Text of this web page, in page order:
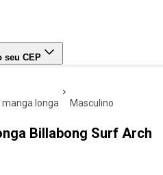
seu CEP
manga longa masculino
Billabong Surf Arch